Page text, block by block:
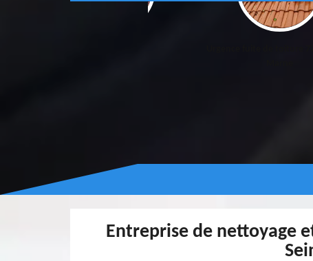
Urgence fuite de toiture
Entreprise de nettoyage